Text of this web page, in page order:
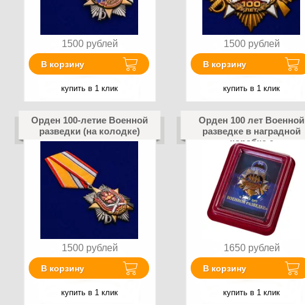
1500 рублей
В корзину
купить в 1 клик
1500 рублей
В корзину
купить в 1 клик
Орден 100-летие Военной
разведки (на колодке)
1500 рублей
В корзину
купить в 1 клик
Орден 100 лет Военной
разведке в наградной
коробке с
удостоверением в
комплекте
1650 рублей
В корзину
купить в 1 клик